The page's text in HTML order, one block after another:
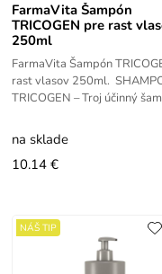
FarmaVita Šampón
TRICOGEN pre rast
250ml
FarmaVita Šampón
rast vlasov 250ml.
TRICOGEN – Troj účinný
250ml.
na sklade
10.14 €
NÁŠ TIP